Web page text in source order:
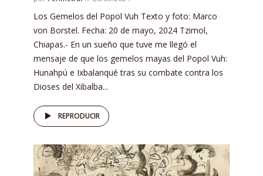
Los Gemelos del Popol Vuh Texto y foto: Marco
von Borstel. Fecha: 20 de mayo, 2024 Tzimol,
Chiapas.- En un sueño que tuve me llegó el
mensaje de que los gemelos mayas del Popol Vuh:
Hunahpú e Ixbalanqué tras su combate contra los
Dioses del Xibalba...
REPRODUCIR